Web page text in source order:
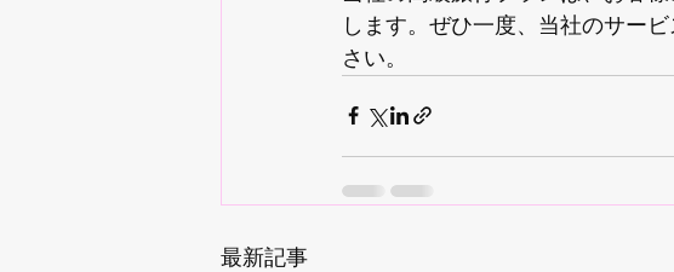
します。ぜひ一度、当社のサー
さい。
最新記事